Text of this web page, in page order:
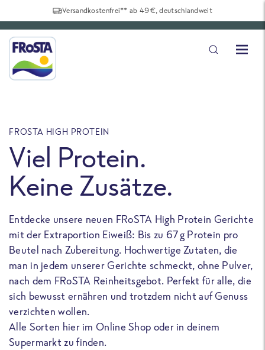
Versandkostenfrei** ab 49€, deutschlandweit
FROSTA HIGH PROTEIN
Viel Protein.
Keine Zusätze.
Entdecke unsere neuen FRoSTA High Protein Gerichte
mit der Extraportion Eiweiß: Bis zu 67 g Protein pro
Beutel nach Zubereitung. Hochwertige Zutaten, die
man in jedem unserer Gerichte schmeckt, ohne Pulver,
nach dem FRoSTA Reinheitsgebot. Perfekt für alle, die
sich bewusst ernähren und trotzdem nicht auf Genuss
verzichten wollen.
Alle Sorten hier im Online Shop oder in deinem
Supermarkt zu finden.